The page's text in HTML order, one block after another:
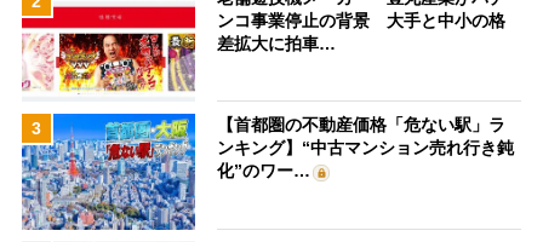
ンコ事業停止の背景 大手と中小の格
差拡大に拍車…
3
【首都圏の不動産価格「危ない駅」ラ
ンキング】“中古マンション売れ行き鈍
化”のワー…